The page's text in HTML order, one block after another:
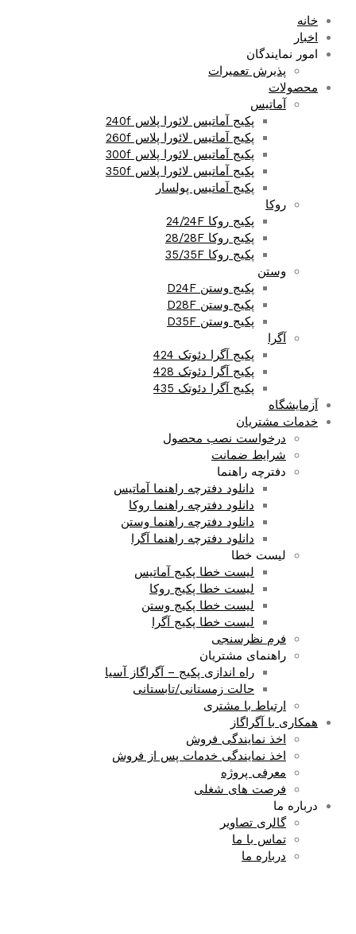
خانه
اخبار
امور نمایندگان
پذیرش تعمیرات
محصولات
آماتیس
پکیج آماتیس لائورا پلاس 240f
پکیج آماتیس لائورا پلاس 260f
پکیج آماتیس لائورا پلاس 300f
پکیج آماتیس لائورا پلاس 350f
پکیج آماتیس پولسار
روکا
پکیج روکا 24/24F
پکیج روکا 28/28F
پکیج روکا 35/35F
وستن
پکیج وستن D24F
پکیج وستن D28F
پکیج وستن D35F
آگرا
پکیج آگرا دئوتک 424
پکیج آگرا دئوتک 428
پکیج آگرا دئوتک 435
آزمایشگاه
خدمات مشتریان
درخواست نصب محصول
شرایط ضمانت
دفترچه راهنما
دانلود دفترچه راهنما آماتیس
دانلود دفترچه راهنما روکا
دانلود دفترچه راهنما وستن
دانلود دفترچه راهنما آگرا
لیست خطا
لیست خطا پکیج آماتیس
لیست خطا پکیج روکا
لیست خطا پکیج وستن
لیست خطا پکیج آگرا
فرم نظرسنجی
راهنمای مشتریان
راه اندازی پکیج – آگراگاز آسیا
حالت زمستانی/تابستانی
ارتباط با مشتری
همکاری با آگراگاز
اخذ نمایندگی فروش
اخذ نمایندگی خدمات پس از فروش
معرفی پروژه
فرصت های شغلی
درباره ما
گالری تصاویر
تماس با ما
درباره ما